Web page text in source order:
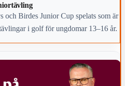
och Birdes Junior Cup spelats som är
i golf för ungdomar 13–16 år.